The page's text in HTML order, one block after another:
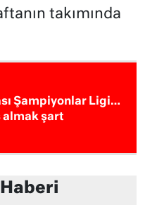
takımında
Şampiyonlar Ligi…
almak şart